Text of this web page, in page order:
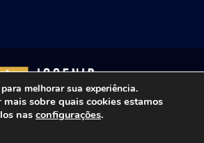
Josenir Teixeira Advocacia. Todos os
melhorar sua experiência.
sobre quais cookies estamos
nas configurações.